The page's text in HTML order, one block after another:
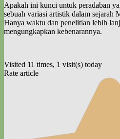
Apakah ini kunci untuk peradaban
sebuah variasi artistik dalam sejarah
Hanya waktu dan penelitian lebih
mengungkapkan kebenarannya.
Visited 11 times, 1 visit(s) today
Rate article